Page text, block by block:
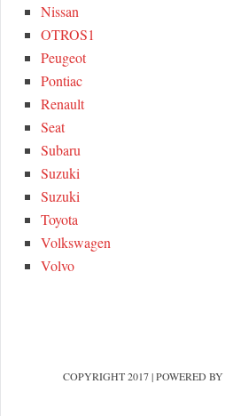
Nissan
OTROS1
Peugeot
Pontiac
Renault
Seat
Subaru
Suzuki
Suzuki
Toyota
Volkswagen
Volvo
COPYRIGHT 2017 | POWERED BY